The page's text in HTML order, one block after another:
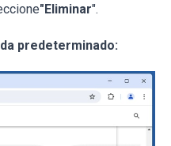
"Eliminar".
predeterminado: